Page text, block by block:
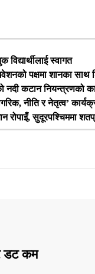
स्वागत
पक्षमा शानका साथ
कटान नियन्त्रणको
नीति र नेतृत्व’
रोपाइँ, सुदूरपश्चिममा
डट कम